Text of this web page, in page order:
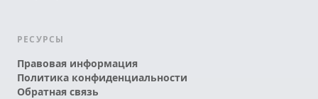
РЕСУРСЫ
Правовая информация
Политика конфиденциальности
Обратная связь